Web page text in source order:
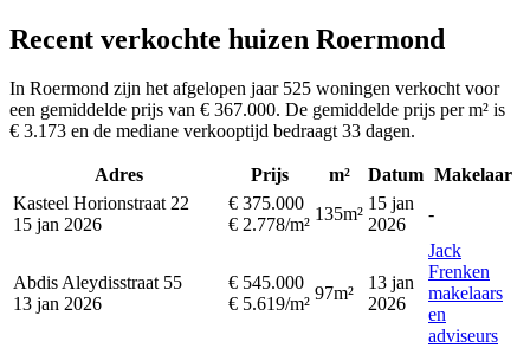
Recent verkochte huizen Roermond
In Roermond zijn het afgelopen jaar 525 woningen verkocht voor
een gemiddelde prijs van € 367.000. De gemiddelde prijs per m² is
€ 3.173 en de mediane verkooptijd bedraagt 33 dagen.
Adres Prijs m² Datum Makelaar
Kasteel Horionstraat 22
15 jan 2026
€ 375.000
€ 2.778/m²
135m²
15 jan
2026
-
Abdis Aleydisstraat 55
13 jan 2026
€ 545.000
€ 5.619/m²
97m²
13 jan
2026
Jack
Frenken
makelaars
en
adviseurs